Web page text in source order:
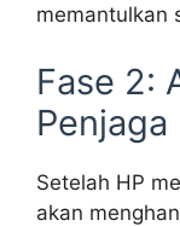
memantulkan
Fase 2:
Penjaga
Setelah HP
akan